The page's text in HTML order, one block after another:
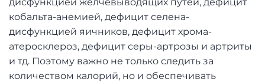
кобальта-анемией, дефицит селена-
дисфункцией яичников, дефицит хрома-
атеросклероз, дефицит серы-артрозы и артриты
и тд. Поэтому важно не только следить за
количеством калорий, но и обеспечивать